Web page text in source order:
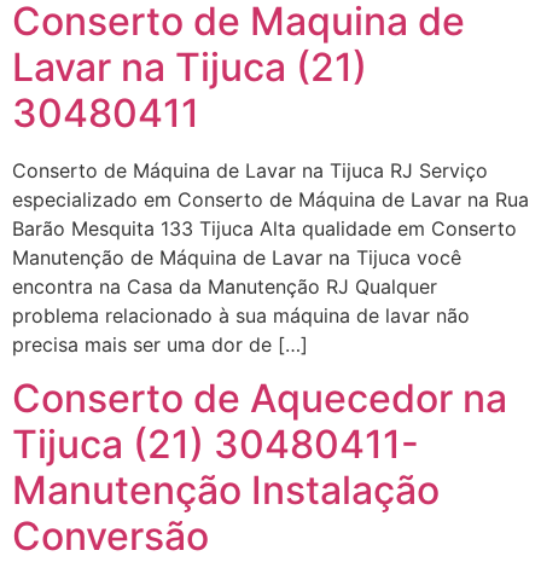
Conserto de Maquina de
Lavar na Tijuca (21)
30480411
Conserto de Máquina de Lavar na Tijuca RJ Serviço
especializado em Conserto de Máquina de Lavar na Rua
Barão Mesquita 133 Tijuca Alta qualidade em Conserto
Manutenção de Máquina de Lavar na Tijuca você
encontra na Casa da Manutenção RJ Qualquer
problema relacionado à sua máquina de lavar não
precisa mais ser uma dor de […]
Conserto de Aquecedor na
Tijuca (21) 30480411-
Manutenção Instalação
Conversão